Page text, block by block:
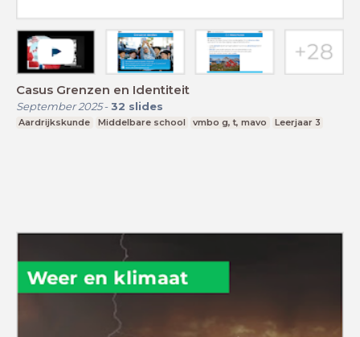
Casus Grenzen en Identiteit
September 2025- 32 slides
Aardrijkskunde Middelbare school vmbo g, t, mavo Leerjaar 3